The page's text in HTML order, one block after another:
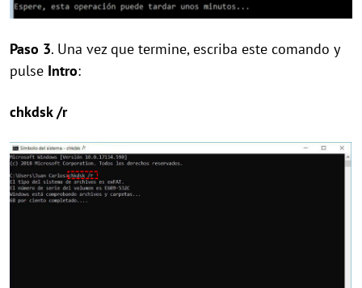
Paso 3. Una vez que termine, escriba este comando y
pulse Intro:
chkdsk /r